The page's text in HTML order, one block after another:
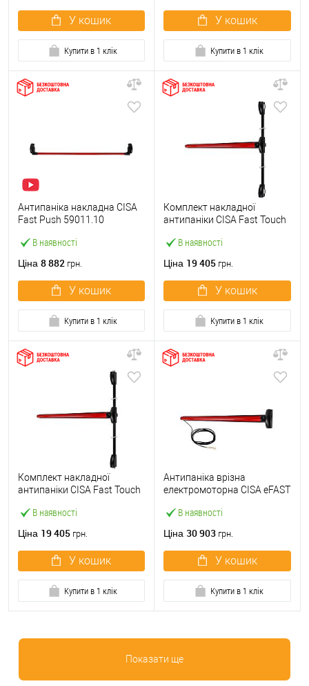
У кошик
Купити в 1 клік
У кошик
Купити в 1 клік
В наявності
Антипаніка накладна CISA
Fast Push 59011.10
штангою 1500 мм червона
Ціна 8 882 грн.
У кошик
Купити в 1 клік
В наявності
Комплект накладної
антипаніки CISA Fast Touch
точковий вбік червона
Ціна 19 405 грн.
У кошик
Купити в 1 клік
В наявності
Комплект накладної
антипаніки CISA Fast Touch
точковий вверх-вниз
Ціна 19 405 грн.
У кошик
Купити в 1 клік
В наявності
Антипаніка врізна
електромоторна CISA eFAST
Ціна 30 903 грн.
У кошик
Купити в 1 клік
Показати ще